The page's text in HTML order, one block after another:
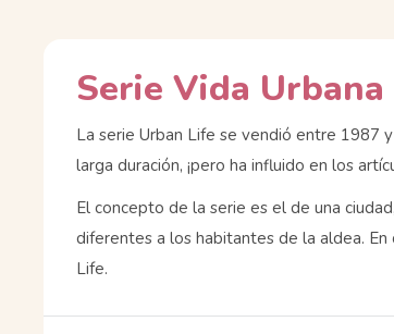
Serie Vida Urbana
La serie Urban Life se vendió entre 1987
larga duración, ¡pero ha influido en los
El concepto de la serie es el de una
diferentes a los habitantes de la aldea.
Life.